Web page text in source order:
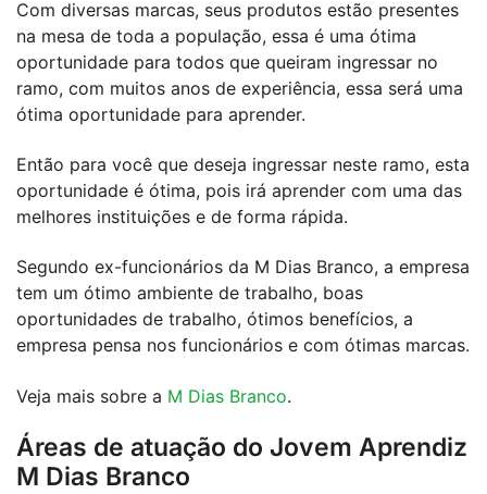
Com diversas marcas, seus produtos estão presentes
na mesa de toda a população, essa é uma ótima
oportunidade para todos que queiram ingressar no
ramo, com muitos anos de experiência, essa será uma
ótima oportunidade para aprender.
Então para você que deseja ingressar neste ramo, esta
oportunidade é ótima, pois irá aprender com uma das
melhores instituições e de forma rápida.
Segundo ex-funcionários da M Dias Branco, a empresa
tem um ótimo ambiente de trabalho, boas
oportunidades de trabalho, ótimos benefícios, a
empresa pensa nos funcionários e com ótimas marcas.
Veja mais sobre a M Dias Branco.
Áreas de atuação do Jovem Aprendiz
M Dias Branco